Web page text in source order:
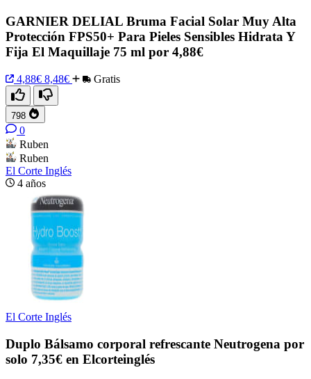
GARNIER DELIAL Bruma Facial Solar Muy Alta
Protección FPS50+ Para Pieles Sensibles Hidrata Y
Fija El Maquillaje 75 ml por 4,88€
4,88€ 8,48€ Gratis
798
0
Ruben
Ruben
El Corte Inglés
4 años
El Corte Inglés
Duplo Bálsamo corporal refrescante Neutrogena por
solo 7,35€ en Elcorteinglés